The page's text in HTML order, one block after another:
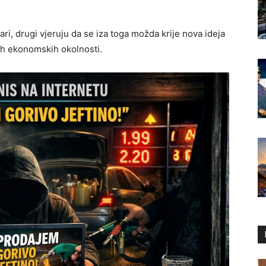
drugi vjeruju da se iza toga možda krije nova ideja
ekonomskih okolnosti.